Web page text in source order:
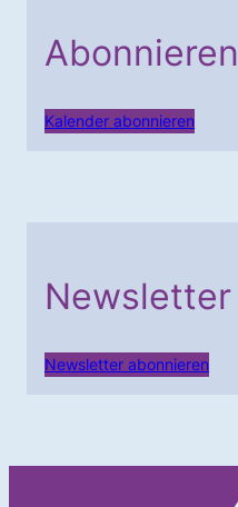
Abonnieren
Kalender abonnieren
Newsletter
Newsletter abonnieren